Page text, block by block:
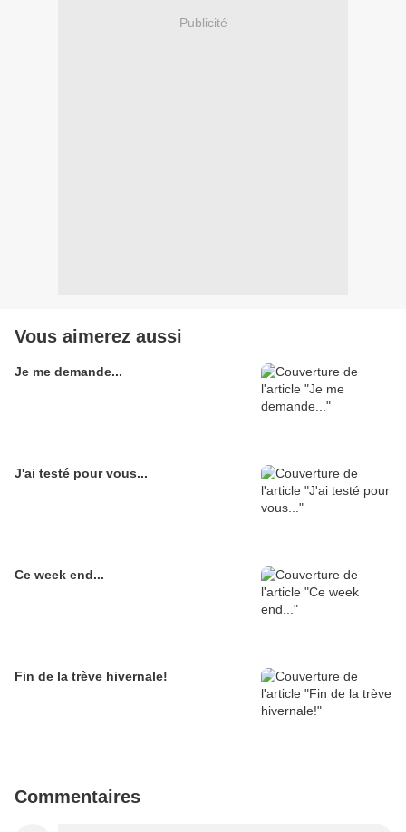
Publicité
Vous aimerez aussi
Je me demande...
J'ai testé pour vous...
Ce week end...
Fin de la trève hivernale!
Commentaires